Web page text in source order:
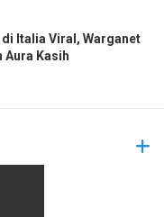
Italia Viral, Warganet
Aura Kasih